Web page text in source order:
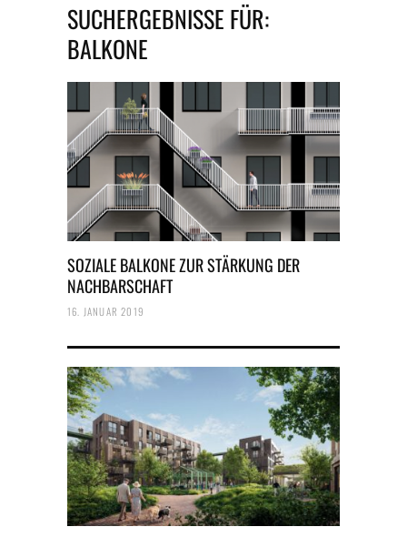
SUCHERGEBNISSE FÜR:
BALKONE
SOZIALE BALKONE ZUR STÄRKUNG DER
NACHBARSCHAFT
16. JANUAR 2019